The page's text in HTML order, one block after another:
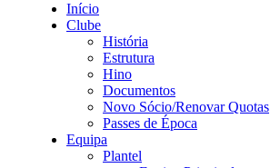
Início
Clube
História
Estrutura
Hino
Documentos
Novo Sócio/Renovar Quotas
Passes de Época
Equipa
Plantel